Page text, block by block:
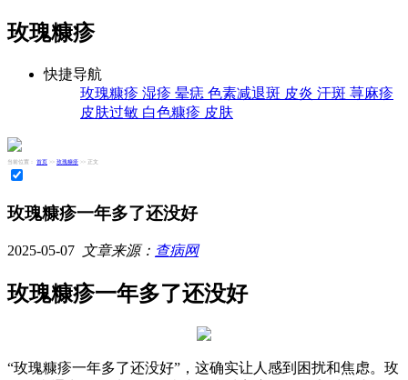
玫瑰糠疹
快捷导航
玫瑰糠疹 湿疹 晕痣 色素减退斑 皮炎 汗斑 荨麻疹
皮肤过敏 白色糠疹 皮肤
当前位置： 首页 >> 玫瑰糠疹 >> 正文
玫瑰糠疹一年多了还没好
2025-05-07 文章来源： 查病网
玫瑰糠疹一年多了还没好
“玫瑰糠疹一年多了还没好”，这确实让人感到困扰和焦虑。玫